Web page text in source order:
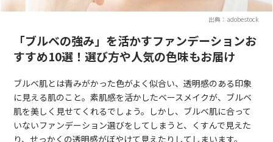
出典：adobestock
「ブルベの強み」を活かすファンデーションお
すすめ10選！選び方や人気の色味もお届け
ブルベ肌とは青みがかった色がよく似合い、透明感のある印象
に見える肌のこと。素肌感を活かしたベースメイクが、ブルベ
肌を美しく見せてくれるでしょう。しかし、ブルベ肌に合って
いないファンデーション選びをしてしまうと、くすんで見えた
り、せっかくの透明感がぼやけて見えたりしてしまいます。